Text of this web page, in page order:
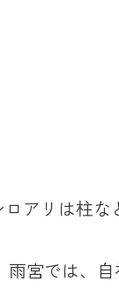
ロアリは柱
雨宮では、